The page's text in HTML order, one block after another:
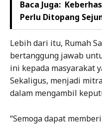
Baca Juga:
Perlu Ditopang
Lebih dari itu, Rumah
bertanggung jawab
ini kepada masyarakat
Sekaligus, menjadi
dalam mengambil
“Semoga dapat